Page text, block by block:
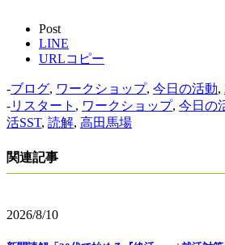
Post
LINE
URLコピー
-ブログ, ワークショップ, 今日の活動,
-リスタート , ワークショップ, 今日の
活SST, 読解, 高田馬場
関連記事
2026/8/10